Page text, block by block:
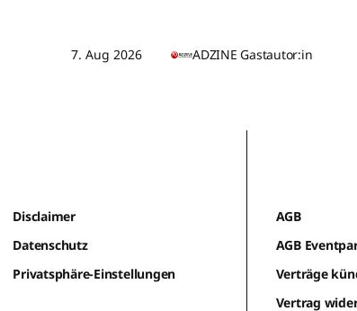
7. Aug 2026 ADZINE Gastautor:in
Disclaimer
Datenschutz
Privatsphäre-Einstellungen
AGB
AGB
Verträge
Vertrag